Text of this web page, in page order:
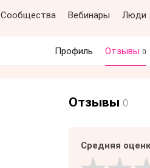
Сообщества Вебинары Люди
Профиль Отзывы 0
Отзывы 0
Средняя